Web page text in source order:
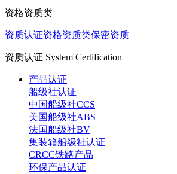
资格资质类
资质认证资格资质类保密资质
资质认证 System Certification
产品认证
船级社认证
中国船级社CCS
美国船级社ABS
法国船级社BV
集装箱船级社认证
CRCC铁路产品
环保产品认证